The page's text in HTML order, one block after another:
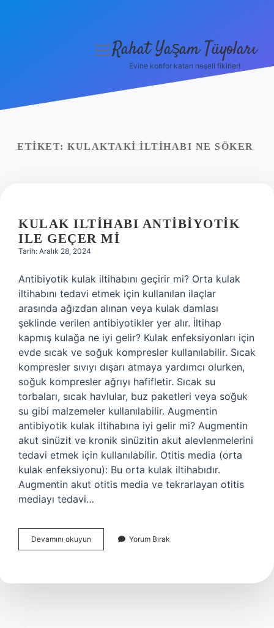
Yasal Uyarı
menüyü
Rahat Yaşam Tüyoları
Evine konfor katan neşeli fikirler!
ETIKET: KULAKTAKI ILTIHABI NE SÖKER
KULAK ILTIHABI ANTIBIYOTIK
ILE GEÇER MI
Tarih: Aralık 28, 2024
Antibiyotik kulak iltihabını geçirir mi? Orta kulak
iltihabını tedavi etmek için kullanılan ilaçlar
arasında ağızdan alınan veya kulak damlası
şeklinde verilen antibiyotikler yer alır. İltihap
kapmış kulağa ne iyi gelir? Kulak enfeksiyonları için
evde sıcak ve soğuk kompresler kullanılabilir. Sıcak
kompresler sıvıyı dışarı atmaya yardımcı olurken,
soğuk kompresler ağrıyı hafifletir. Sıcak su
torbaları, sıcak havlular, buz paketleri veya soğuk
su gibi malzemeler kullanılabilir. Augmentin
antibiyotik kulak iltihabına iyi gelir mi? Augmentin
akut sinüzit ve kronik sinüzitin akut alevlenmelerini
tedavi etmek için kullanılabilir. Otitis media (orta
kulak enfeksiyonu): Bu orta kulak iltihabıdır.
Augmentin akut otitis media ve tekrarlayan otitis
mediayı tedavi…
Devamını okuyun
Iltihabı
Geçer
Yorum Bırak